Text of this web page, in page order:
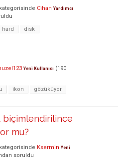
kategorisinde Cihan Yardımcı
hard disk
Yeni Kullanıcı (190
ikon
gözüküyor
biçimlendirilince
mu?
kategorisinde Ksermin Yeni
soruldu